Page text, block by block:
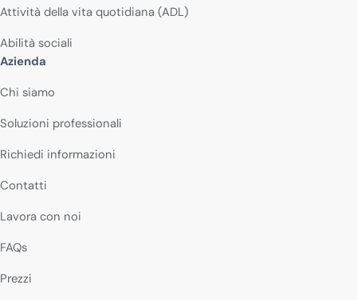
Attività della vita quotidiana (ADL)
Abilità sociali
Azienda
Chi siamo
Soluzioni professionali
Richiedi informazioni
Contatti
Lavora con noi
FAQs
Prezzi